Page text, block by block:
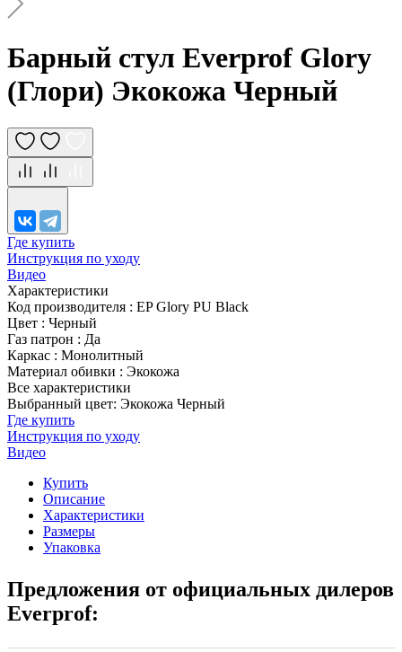
Барный стул Everprof Glory
(Глори) Экокожа Черный
Где купить
Инструкция по уходу
Видео
Характеристики
Код производителя : EP Glory PU Black
Цвет : Черный
Газ патрон : Да
Каркас : Монолитный
Материал обивки : Экокожа
Все характеристики
Выбранный цвет: Экокожа Черный
Где купить
Инструкция по уходу
Видео
Купить
Описание
Характеристики
Размеры
Упаковка
Предложения от официальных дилеров
Everprof: